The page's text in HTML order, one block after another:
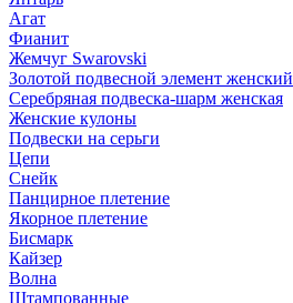
Агат
Фианит
Жемчуг Swarovski
Золотой подвесной элемент женcкий
Серебряная подвеска-шарм женская
Женские кулоны
Подвески на серьги
Цепи
Снейк
Панцирное плетение
Якорное плетение
Бисмарк
Кайзер
Волна
Штампованные